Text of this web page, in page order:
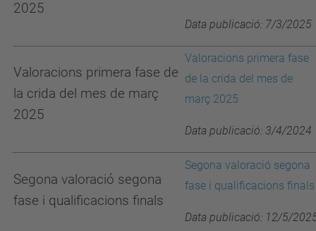
2025
Data publicació: 7/3/2025
Valoracions primera fase de
la crida del mes de març
2025
Valoracions primera fase
de la crida del mes de
març 2025
Data publicació: 3/4/2024
Segona valoració segona
fase i qualificacions finals
Segona valoració segona
fase i qualificacions finals
Data publicació: 12/5/